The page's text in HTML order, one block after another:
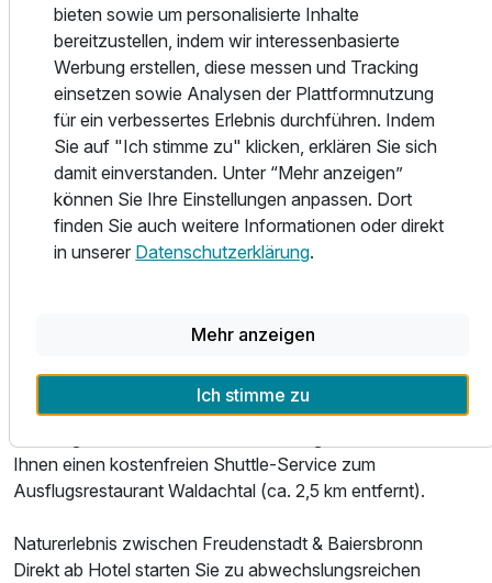
Im Haupthaus "Waldachtal" befinden sich die Rezeption,
das Restaurant „Hannikel“, die gemütliche Rooftop Lounge
mit Panoramablick über den Schwarzwald sowie die
moderne Longevity-Lounge. Hier erleben Sie innovative
Anwendungen für Entspannung, Regeneration und
Wohlbefinden – darunter Alpha Cooling, Hydrojet-
Massageliege und RedWave-Nahinfrarotliege (gegen
Aufpreis). Zusätzlich stehen Ihnen ein Fitnessbereich
sowie Outdoor-Fitnessgeräte im Garten zur Verfügung.
Küche und ausgewählten Spezialitäten. Starten Sie
und genießen Sie am Abend regionale Genussmomente im
Restaurant „Hannikel“.
Ihnen einen kostenfreien Shuttle-Service zum
Ausflugsrestaurant Waldachtal (ca. 2,5 km entfernt).
Naturerlebnis zwischen Freudenstadt & Baiersbronn
Direkt ab Hotel starten Sie zu abwechslungsreichen
bieten sowie um personalisierte Inhalte
bereitzustellen, indem wir interessenbasierte
Werbung erstellen, diese messen und Tracking
einsetzen sowie Analysen der Plattformnutzung
für ein verbessertes Erlebnis durchführen. Indem
Sie auf "Ich stimme zu" klicken, erklären Sie sich
damit einverstanden. Unter “Mehr anzeigen”
können Sie Ihre Einstellungen anpassen. Dort
finden Sie auch weitere Informationen oder direkt
in unserer Datenschutzerklärung.
Mehr anzeigen
Ich stimme zu